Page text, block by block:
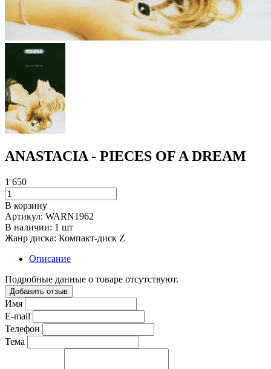
ANASTACIA - PIECES OF A DREAM
1 650
В корзину
Артикул: WARN1962
В наличии: 1 шт
Жанр диска: Компакт-диск Z
Описание
Подробные данные о товаре отсутствуют.
Добавить отзыв
Имя
E-mail
Телефон
Тема